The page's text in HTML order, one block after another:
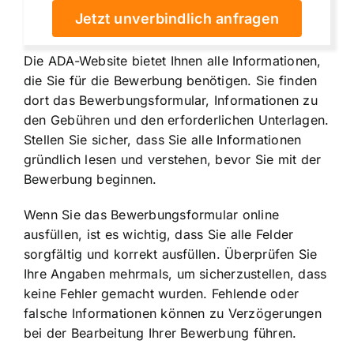
Jetzt unverbindlich anfragen
Die ADA-Website bietet Ihnen alle Informationen,
die Sie für die Bewerbung benötigen. Sie finden
dort das Bewerbungsformular, Informationen zu
den Gebühren und den erforderlichen Unterlagen.
Stellen Sie sicher, dass Sie alle Informationen
gründlich lesen und verstehen, bevor Sie mit der
Bewerbung beginnen.
Wenn Sie das Bewerbungsformular online
ausfüllen, ist es wichtig, dass Sie alle Felder
sorgfältig und korrekt ausfüllen. Überprüfen Sie
Ihre Angaben mehrmals, um sicherzustellen, dass
keine Fehler gemacht wurden. Fehlende oder
falsche Informationen können zu Verzögerungen
bei der Bearbeitung Ihrer Bewerbung führen.